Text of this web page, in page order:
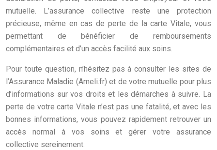
mutuelle. L’assurance collective reste une protection
précieuse, même en cas de perte de la carte Vitale, vous
permettant de bénéficier de remboursements
complémentaires et d’un accès facilité aux soins.
Pour toute question, n’hésitez pas à consulter les sites de
l’Assurance Maladie (Ameli.fr) et de votre mutuelle pour plus
d’informations sur vos droits et les démarches à suivre. La
perte de votre carte Vitale n’est pas une fatalité, et avec les
bonnes informations, vous pouvez rapidement retrouver un
accès normal à vos soins et gérer votre assurance
collective sereinement.